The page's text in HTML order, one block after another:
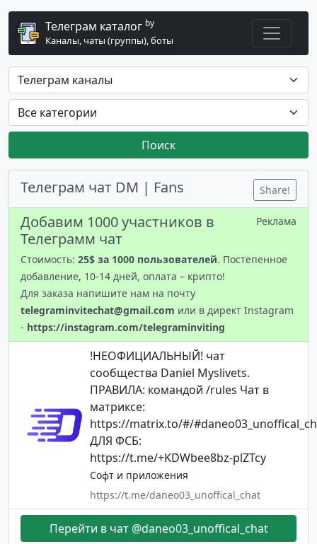
Телеграм каталог by
Каналы, чаты (группы), боты
Поиск
Телеграм чат DM | Fans Share!
Добавим 1000 участников в
Телеграмм чат
Реклама
Стоимость: 25$ за 1000 пользователей. Постепенное
добавление, 10-14 дней, оплата – крипто!
Для заказа напишите нам на почту
telegraminvitechat@gmail.com или в директ Instagram
- https://instagram.com/telegraminviting
!НЕОФИЦИАЛЬНЫЙ! чат
сообщества Daniel Myslivets.
ПРАВИЛА: командой /rules Чат в
матриксе:
https://matrix.to/#/
ДЛЯ ФСБ:
https://t.me/+KDWbee8bz-plZTcy
Софт и приложения
https://t.me/daneo03_unoffical_chat
Перейти в чат @daneo03_unoffical_chat